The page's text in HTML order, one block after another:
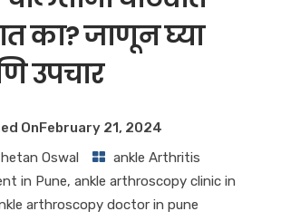
का? जाणून घ्या
उपचार
OnFebruary 21, 2024
Oswal
ankle Arthritis
in Pune, ankle arthroscopy clinic in
arthroscopy doctor in pune